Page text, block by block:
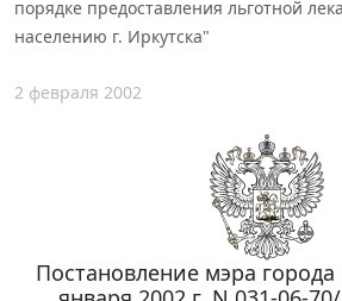
порядке предоставления льготной
населению г. Иркутска"
2 февраля 2002
Постановление мэра города